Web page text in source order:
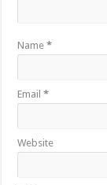
Name*
Email*
Website